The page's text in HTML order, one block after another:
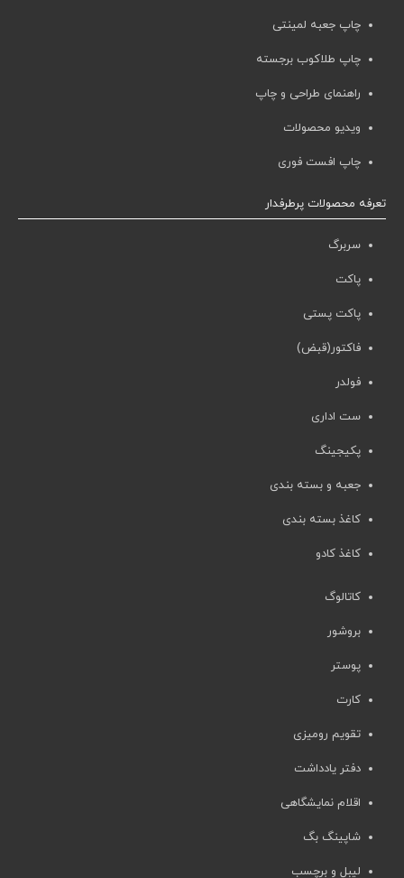
چاپ جعبه لمینتی
چاپ طلاکوب برجسته
راهنمای طراحی و چاپ
ویدیو محصولات
چاپ افست فوری
تعرفه محصولات پرطرفدار
سربرگ
پاکت
پاکت پستی
فاکتور(قبض)
فولدر
ست اداری
پکیجینگ
جعبه و بسته بندی
کاغذ بسته بندی
کاغذ کادو
کاتالوگ
بروشور
پوستر
کارت
تقویم رومیزی
دفتر یادداشت
اقلام نمایشگاهی
شاپینگ بگ
لیبل و برچسب